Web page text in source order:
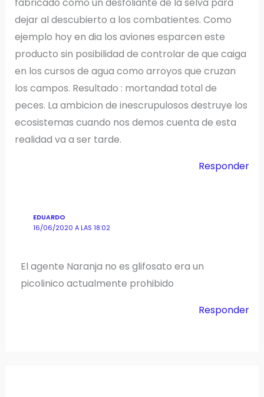
dejar al descubierto a los combatientes. Como
ejemplo hoy en dia los aviones esparcen este
producto sin posibilidad de controlar de que caiga
en los cursos de agua como arroyos que cruzan
los campos. Resultado : mortandad total de
peces. La ambicion de inescrupulosos destruye los
ecosistemas cuando nos demos cuenta de esta
realidad va a ser tarde.
Responder
EDUARDO
16/06/2020 A LAS 18:02
El agente Naranja no es glifosato era un
picolinico actualmente prohibido
Responder